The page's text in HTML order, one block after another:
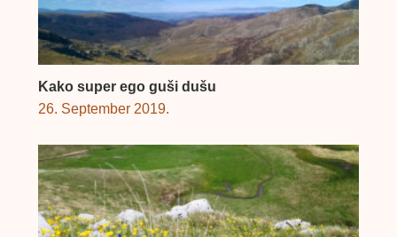
Kako super ego guši dušu
26. September 2019.